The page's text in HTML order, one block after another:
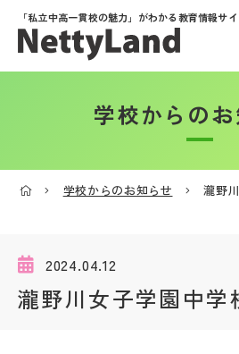
「私立中高一貫校の魅力」がわかる教育情報サイ
アカウント
学校選び
学校からの
学校からのお知らせ 瀧野
2024.04.12
瀧野川女子学園中学